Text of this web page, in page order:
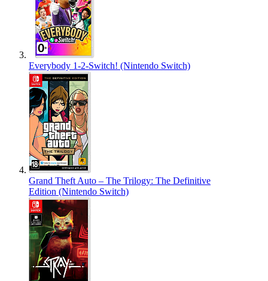
Everybody 1-2-Switch! (Nintendo Switch)
Grand Theft Auto – The Trilogy: The Definitive
Edition (Nintendo Switch)